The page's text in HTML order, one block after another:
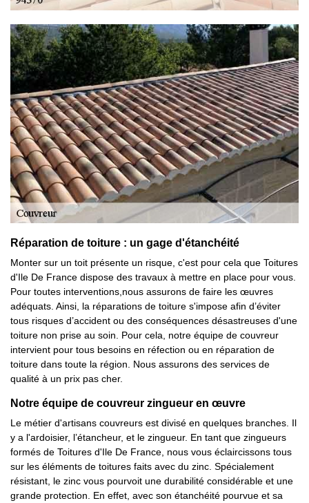
Réparation de toiture : un gage d'étanchéité
Monter sur un toit présente un risque, c'est pour cela que Toitures
d'Ile De France dispose des travaux à mettre en place pour vous.
Pour toutes interventions,nous assurons de faire les œuvres
adéquats. Ainsi, la réparations de toiture s'impose afin d’éviter
tous risques d’accident ou des conséquences désastreuses d'une
toiture non prise au soin. Pour cela, notre équipe de couvreur
intervient pour tous besoins en réfection ou en réparation de
toiture dans toute la région. Nous assurons des services de
qualité à un prix pas cher.
Notre équipe de couvreur zingueur en œuvre
Le métier d'artisans couvreurs est divisé en quelques branches. Il
y a l'ardoisier, l’étancheur, et le zingueur. En tant que zingueurs
formés de Toitures d'Ile De France, nous vous éclaircissons tous
sur les éléments de toitures faits avec du zinc. Spécialement
résistant, le zinc vous pourvoit une durabilité considérable et une
grande protection. En effet, avec son étanchéité pourvue et sa